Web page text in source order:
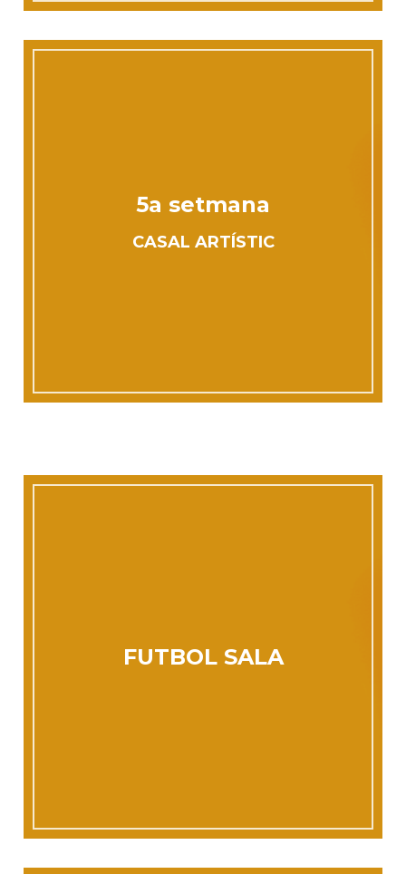
5a setmana
CASAL ARTÍSTIC
FUTBOL SALA